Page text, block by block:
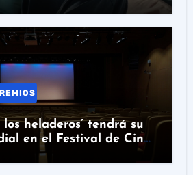
heladeros’ tendrá su
en el Festival de Cine